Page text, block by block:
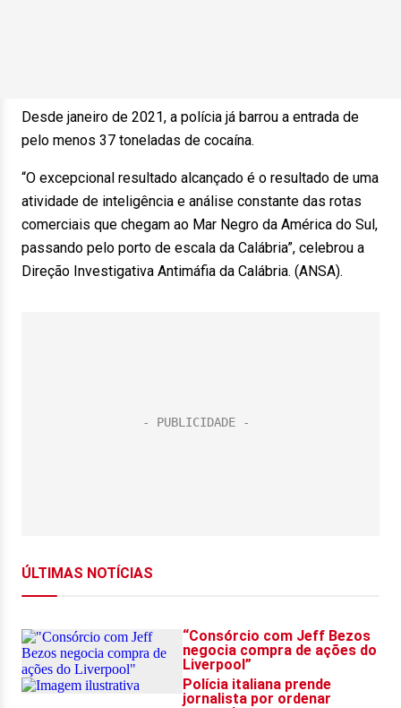
Desde janeiro de 2021, a polícia já barrou a entrada de
pelo menos 37 toneladas de cocaína.
“O excepcional resultado alcançado é o resultado de uma
atividade de inteligência e análise constante das rotas
comerciais que chegam ao Mar Negro da América do Sul,
passando pelo porto de escala da Calábria”, celebrou a
Direção Investigativa Antimáfia da Calábria. (ANSA).